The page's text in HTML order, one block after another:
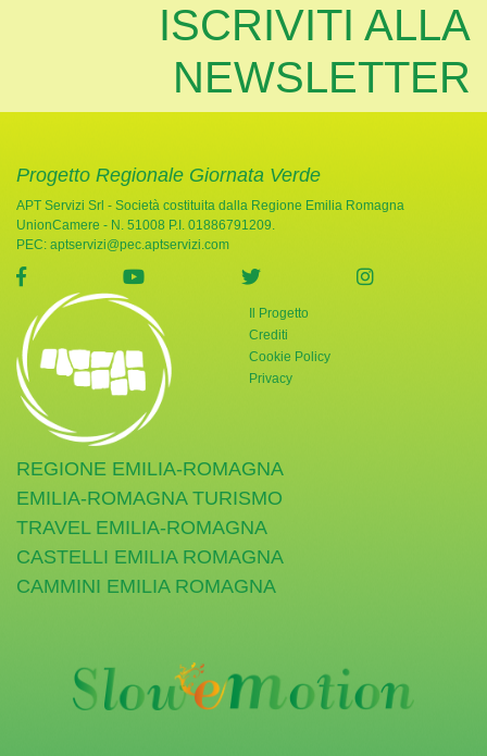
ISCRIVITI ALLA
NEWSLETTER
Progetto Regionale Giornata Verde
APT Servizi Srl - Società costituita dalla Regione Emilia Romagna
UnionCamere - N. 51008 P.I. 01886791209.
PEC: aptservizi@pec.aptservizi.com
visita la pagina Facebook di Giornata Verde
visita la pagina YouTube di Giornata
visita la pagina Twitter di
visita la
Il Progetto
Crediti
Cookie Policy
Privacy
REGIONE EMILIA-ROMAGNA
EMILIA-ROMAGNA TURISMO
TRAVEL EMILIA-ROMAGNA
CASTELLI EMILIA ROMAGNA
CAMMINI EMILIA ROMAGNA